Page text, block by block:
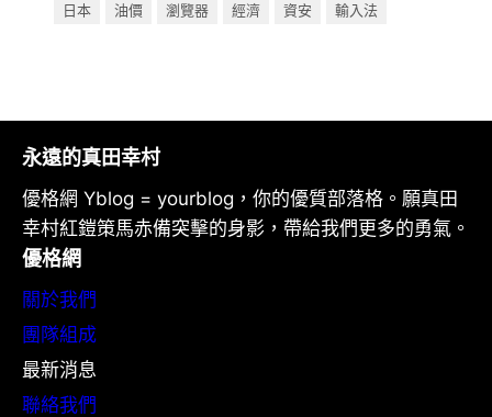
日本
油價 瀏覽器 經濟 資安 輸入法
永遠的真田幸村
優格網 Yblog = yourblog，你的優質部落格。願真田
幸村紅鎧策馬赤備突擊的身影，帶給我們更多的勇氣。
優格網
關於我們
團隊組成
最新消息
聯絡我們